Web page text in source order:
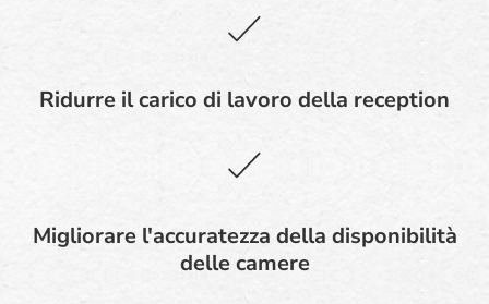
Ridurre il carico di lavoro della reception
Migliorare l'accuratezza della disponibilità
delle camere